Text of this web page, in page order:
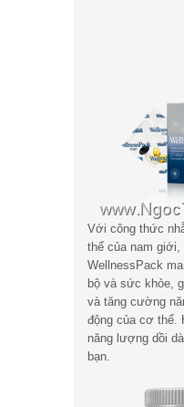
Với công thức
thể của nam
WellnessPack
bộ và sức khỏe,
và tăng cường
động của cơ thể.
năng lượng dồi
bạn.